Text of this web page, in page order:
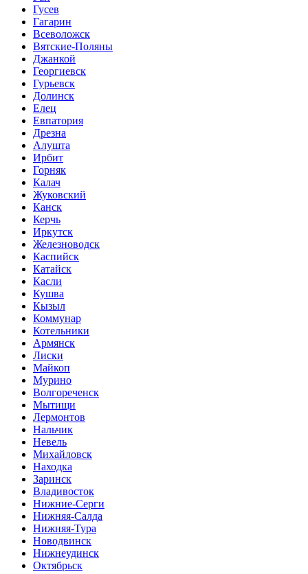
Гусев
Гагарин
Всеволожск
Вятские-Поляны
Джанкой
Георгиевск
Гурьевск
Долинск
Елец
Евпатория
Дрезна
Алушта
Ирбит
Горняк
Калач
Жуковский
Канск
Керчь
Иркутск
Железноводск
Каспийск
Катайск
Касли
Кушва
Кызыл
Коммунар
Котельники
Армянск
Лиски
Майкоп
Мурино
Волгореченск
Мытищи
Лермонтов
Нальчик
Невель
Михайловск
Находка
Заринск
Владивосток
Нижние-Серги
Нижняя-Салда
Нижняя-Тура
Новодвинск
Нижнеудинск
Октябрьск